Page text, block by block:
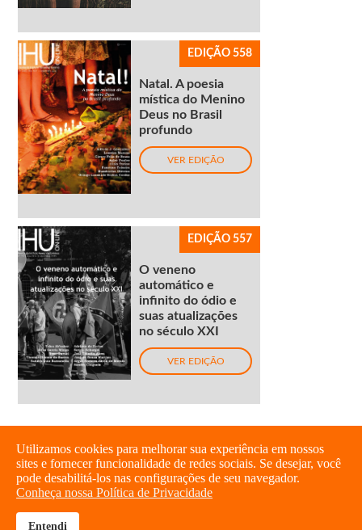
EDIÇÃO 558
Natal. A poesia
mística do Menino
Deus no Brasil
profundo
VER EDIÇÃO
EDIÇÃO 557
O veneno
automático e
infinito do ódio e
suas atualizações
no século XXI
VER EDIÇÃO
Utilizamos cookies para melhorar sua experiência em nossos
sites e fornecer funcionalidade de redes sociais. Se desejar, você
pode desabilitá-los nas configurações de seu navegador.
Conheça nossa Política de Privacidade
Entendi